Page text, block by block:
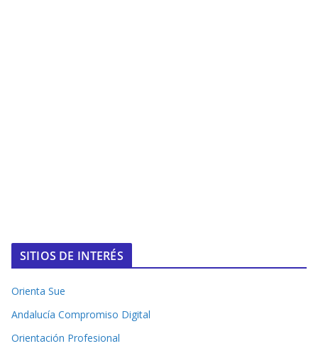
SITIOS DE INTERÉS
Orienta Sue
Andalucía Compromiso Digital
Orientación Profesional